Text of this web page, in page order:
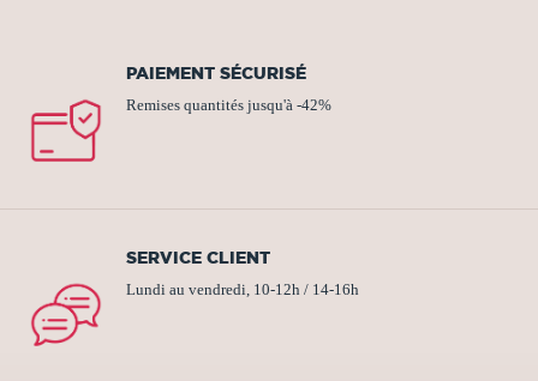
PAIEMENT SÉCURISÉ
Remises quantités jusqu'à -42%
SERVICE CLIENT
Lundi au vendredi, 10-12h / 14-16h